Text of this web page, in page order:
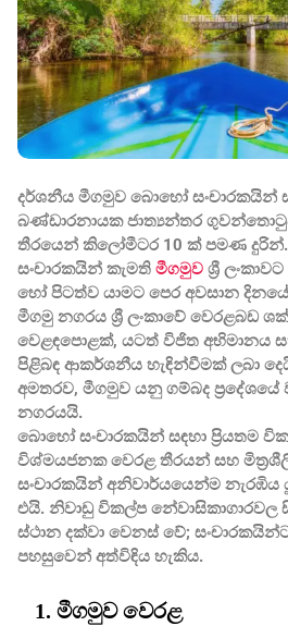
දර්ශනීය මීගමුව බොහෝ සංචාරකයින්
බණ්ඩාරනායක ජාත්‍යන්තර
තීරයෙන් කිලෝමීටර 10 ක් පමණ
සංචාරකයින් කැමති මීගමුව ශ්‍රී
හෝ පිටත්ව යාමට පෙර අවසාන
මීගමු නගරය ශ්‍රී ලංකාවේ වෙරළබඩ
වෙළඳපොළක්, යටත් විජිත අභිමානය
පිළිබඳ ආකර්ශනීය හැඳින්වීමක් ලබා
අමතරව, මීගමුව යනු ගම්බද ප්‍රදේශයේ
නගරයයි.
බොහෝ සංචාරකයින් සඳහා ප්‍රියතම
විශ්මයජනක වෙරළ තීරයන් සහ
සංචාරකයින් අනිවාර්යයෙන්ම
එයි. නිවාඩු විකල්ප
ස්ථාන දක්වා වෙනස් වේ;
පහසුවෙන් අත්විඳිය හැකිය.
1. මීගමුව වෙරළ